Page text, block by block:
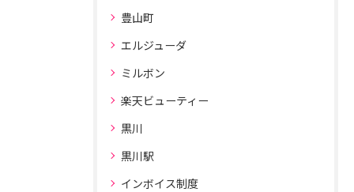
豊山町
エルジューダ
ミルボン
楽天ビューティー
黒川
黒川駅
インボイス制度